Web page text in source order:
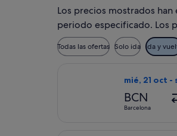
Los precios mostrados
periodo especificado. Los
Todas las ofertas Solo ida Ida y
mié, 21 oct -
BCN
Barcelona